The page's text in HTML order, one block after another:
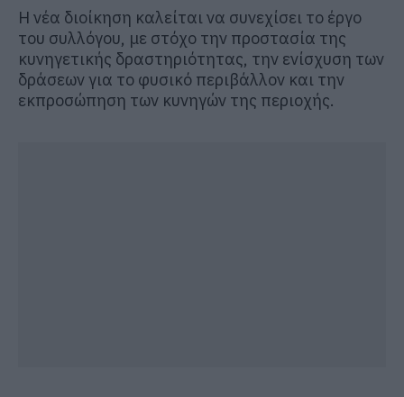
Η νέα διοίκηση καλείται να συνεχίσει το έργο
του συλλόγου, με στόχο την προστασία της
κυνηγετικής δραστηριότητας, την ενίσχυση των
δράσεων για το φυσικό περιβάλλον και την
εκπροσώπηση των κυνηγών της περιοχής.